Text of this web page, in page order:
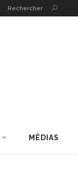
Rechercher
MÉDIAS